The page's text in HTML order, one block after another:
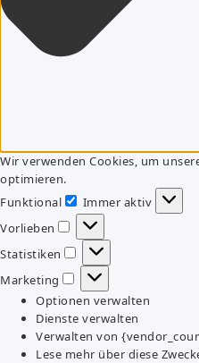
Wir verwenden Cookies, um
optimieren.
Funktional
Funktional
Immer aktiv
Vorlieben
Vorlieben
Statistiken
Statistiken
Marketing
Marketing
Optionen verwalten
Dienste verwalten
Verwalten von
Lese mehr über diese